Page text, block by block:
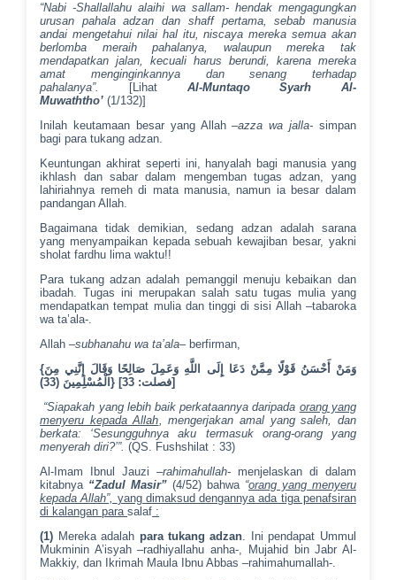
“Nabi -Shallallahu alaihi wa sallam- hendak mengagungkan
urusan pahala adzan dan shaff pertama, sebab manusia
andai mengetahui nilai hal itu, niscaya mereka semua akan
berlomba meraih pahalanya, walaupun mereka tak
mendapatkan jalan, kecuali harus berundi, karena mereka
amat menginginkannya dan senang terhadap
pahalanya”.
[Lihat Al-Muntaqo Syarh Al-
Muwaththo’ (1/132)]
Inilah keutamaan besar yang Allah–azza wa jalla- simpan
bagi para tukang adzan.
Keuntungan akhirat seperti ini, hanyalah bagi manusia yang
ikhlash dan sabar dalam mengemban tugas adzan, yang
lahiriahnya remeh di mata manusia, namun ia besar dalam
pandangan Allah.
Bagaimana tidak demikian, sedang adzan adalah sarana
yang menyampaikan kepada sebuah kewajiban besar, yakni
sholat fardhu lima waktu!!
Para tukang adzan adalah pemanggil menuju kebaikan dan
ibadah. Tugas ini merupakan salah satu tugas mulia yang
mendapatkan tempat mulia dan tinggi di sisi Allah –tabaroka
wa ta’ala-.
Allah –subhanahu wa ta’ala– berfirman,
{وَمَنْ أَحْسَنُ قَوْلًا مِمَّنْ دَعَا إِلَى اللَّهِ وَعَمِلَ صَالِحًا وَقَالَ إِنَّنِي مِنَ
الْمُسْلِمِينَ (33)} [فصلت: 33]
“Siapakah yang lebih baik perkataannya daripada orang yang
menyeru kepada Allah, mengerjakan amal yang saleh, dan
berkata: ‘Sesungguhnya aku termasuk orang-orang yang
menyerah diri?’”.(QS. Fushshilat : 33)
Al-Imam Ibnul Jauzi –rahimahullah- menjelaskan di dalam
kitabnya “Zadul Masir”(4/52) bahwa “orang yang menyeru
kepada Allah”, yang dimaksud dengannya ada tiga penafsiran
di kalangan parasalaf :
(1) Mereka adalah para tukang adzan. Ini pendapat Ummul
Mukminin A’isyah –radhiyallahu anha-, Mujahid bin Jabr Al-
Makkiy, dan Ikrimah Maula Ibnu Abbas –rahimahumallah-.